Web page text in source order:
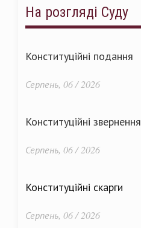
На розгляді Суду
Конституційні подання
Серпень, 06 / 2026
Конституційні звернення
Серпень, 06 / 2026
Конституційні скарги
Серпень, 06 / 2026